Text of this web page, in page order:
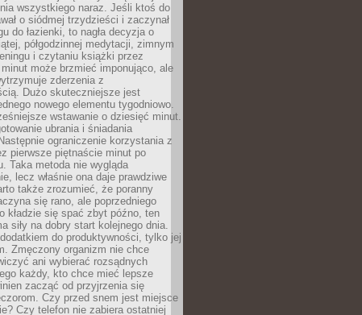
wszystkiego naraz. Jeśli ktoś do
o siódmej trzydzieści i zaczynał
do łazienki, to nagła decyzja o
półgodzinnej medytacji, zimnym
i czytaniu książki przez
może brzmieć imponująco, ale
zderzenia z
Dużo skuteczniejsze jest
nowego elementu tygodniowo.
wstawanie o dziesięć minut.
ubrania i śniadania
ograniczenie korzystania z
pierwsze piętnaście minut po
Taka metoda nie wygląda
lecz właśnie ona daje prawdziwe
także zrozumieć, że poranny
się rano, ale poprzedniego
kładzie się spać zbyt późno, ten
siły na dobry start kolejnego dnia.
do produktywności, tylko jej
Zmęczony organizm nie chce
ani wybierać rozsądnych
każdy, kto chce mieć lepsze
zacząć od przyjrzenia się
Czy przed snem jest miejsce
Czy telefon nie zabiera ostatniej